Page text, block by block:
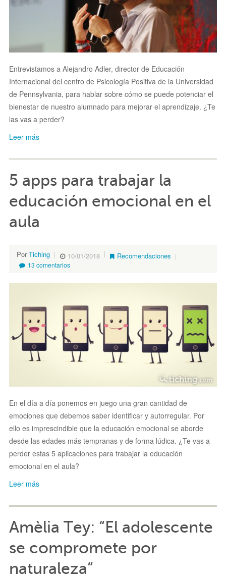
Entrevistamos a Alejandro Adler, director de Educación
Internacional del centro de Psicología Positiva de la Universidad
de Pennsylvania, para hablar sobre cómo se puede potenciar el
bienestar de nuestro alumnado para mejorar el aprendizaje. ¿Te
las vas a perder?
Leer más
5 apps para trabajar la
educación emocional en el
aula
PorTiching 10/01/2018 Recomendaciones
13 comentarios
En el día a día ponemos en juego una gran cantidad de
emociones que debemos saber identificar y autorregular. Por
ello es imprescindible que la educación emocional se aborde
desde las edades más tempranas y de forma lúdica. ¿Te vas a
perder estas 5 aplicaciones para trabajar la educación
emocional en el aula?
Leer más
Amèlia Tey: “El adolescente
se compromete por
naturaleza”